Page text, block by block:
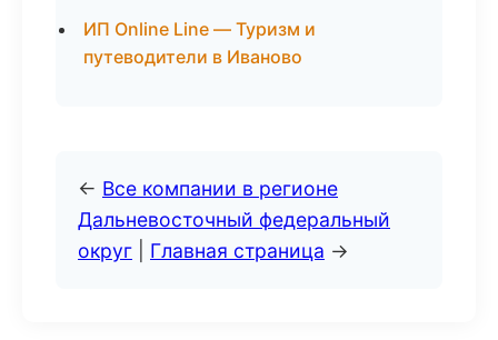
ИП Online Line — Туризм и
путеводители в Иваново
← Все компании в регионе
Дальневосточный федеральный
округ
Главная страница →